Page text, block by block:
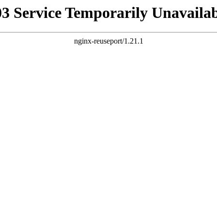
Service Temporarily
nginx-reuseport/1.21.1